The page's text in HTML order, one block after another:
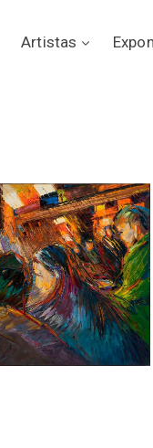
Artistas